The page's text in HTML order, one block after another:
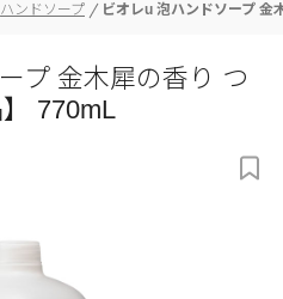
ハンドソープ ビオレu 泡ハンドソープ
プ 金木犀の香り つ
770mL